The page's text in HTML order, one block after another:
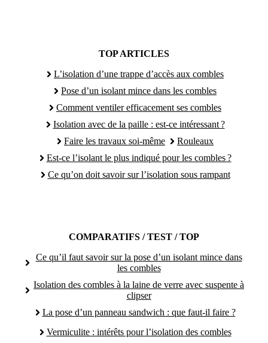
TOP ARTICLES
L’isolation d’une trappe d’accès aux combles
Pose d’un isolant mince dans les combles
Comment ventiler efficacement ses combles
Isolation avec de la paille : est-ce intéressant ?
Faire les travaux soi-même
Rouleaux
Est-ce l’isolant le plus indiqué pour les combles ?
Ce qu’on doit savoir sur l’isolation sous rampant
COMPARATIFS / TEST / TOP
Ce qu’il faut savoir sur la pose d’un isolant mince dans
les combles
Isolation des combles à la laine de verre avec suspente à
clipser
La pose d’un panneau sandwich : que faut-il faire ?
Vermiculite : intérêts pour l’isolation des combles